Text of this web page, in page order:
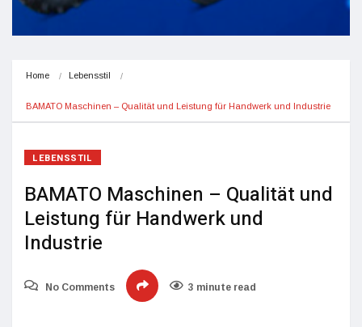
Home Lebensstil
BAMATO Maschinen – Qualität und Leistung für Handwerk und Industrie
LEBENSSTIL
BAMATO Maschinen – Qualität und
Leistung für Handwerk und
Industrie
No Comments 3 minute read